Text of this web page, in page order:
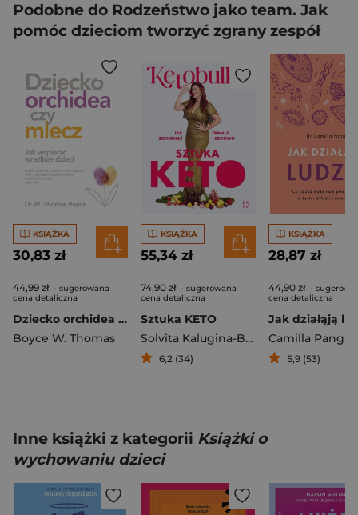
Podobne do Rodzeństwo jako team. Jak
pomóc dzieciom tworzyć zgrany zespół
KSIĄŻKA
30,83 zł
44,99 zł - sugerowana
cena detaliczna
Dziecko orchidea czy mlecz Jak wspierać wrażliwe dzieci
Boyce W. Thomas
KSIĄŻKA
55,34 zł
74,90 zł - sugerowana
cena detaliczna
Sztuka KETO
Solvita Kalugina-Bułka
6,2 (34)
KSIĄŻKA
28,87 zł
44,90 zł -
cena detaliczna
Camilla Pang
5,9 (53)
Inne książki z kategorii Książki o
wychowaniu dzieci